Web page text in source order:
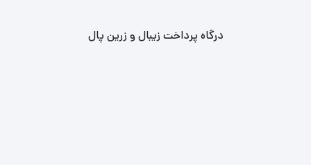
درگاه پرداخت زیبال و زرین پال